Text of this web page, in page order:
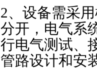
2、设备需采
分开，电气系
行电气测试、
管路设计和安